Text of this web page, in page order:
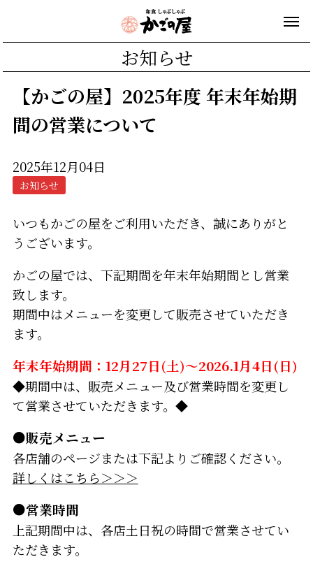
お知らせ
【かごの屋】2025年度 年末年始期
間の営業について
2025年12月04日
お知らせ
いつもかごの屋をご利用いただき、誠にありがと
うございます。
かごの屋では、下記期間を年末年始期間とし営業
致します。
期間中はメニューを変更して販売させていただき
ます。
年末年始期間：12月27日(土)～2026.1月4日(日)
◆期間中は、販売メニュー及び営業時間を変更し
て営業させていただきます。◆
●販売メニュー
各店舗のページまたは下記よりご確認ください。
詳しくはこちら＞＞＞
●営業時間
上記期間中は、各店土日祝の時間で営業させてい
ただきます。